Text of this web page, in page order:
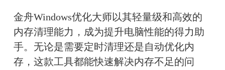
金舟Windows优化大师以其轻量级和高效的
内存清理能力，成为提升电脑性能的得力助
手。无论是需要定时清理还是自动优化内
存，这款工具都能快速解决内存不足的问